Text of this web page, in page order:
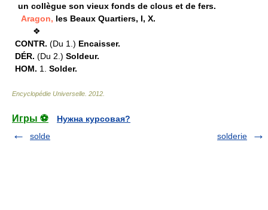
un collègue son vieux fonds de clous et de fers.
Aragon, les Beaux Quartiers, I, X.
❖
CONTR. (Du 1.) Encaisser.
DÉR. (Du 2.) Soldeur.
HOM. 1. Solder.
Encyclopédie Universelle 2012
Игры ⚽
Нужна курсовая?
solde
solderie